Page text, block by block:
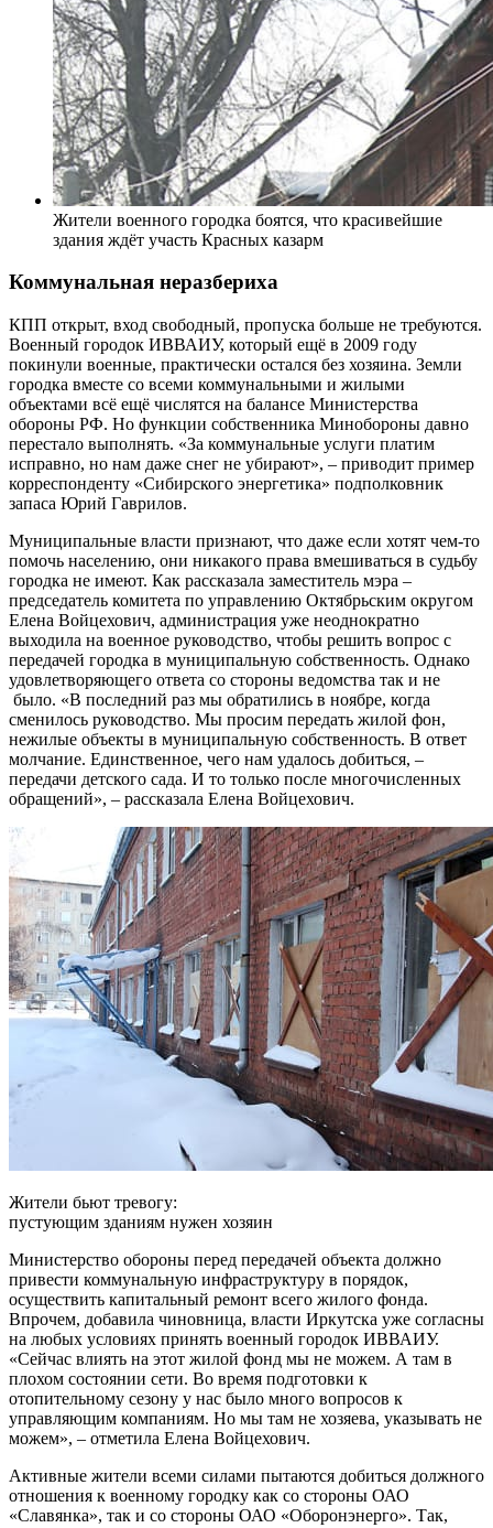
Жители военного городка боятся, что красивейшие
здания ждёт участь Красных казарм
Коммунальная неразбериха
КПП открыт, вход свободный, пропуска больше не требуются.
Военный городок ИВВАИУ, который ещё в 2009 году
покинули военные, практически остался без хозяина. Земли
городка вместе со всеми коммунальными и жилыми
объектами всё ещё числятся на балансе Министерства
обороны РФ. Но функции собственника Минобороны давно
перестало выполнять. «За коммунальные услуги платим
исправно, но нам даже снег не убирают», – приводит пример
корреспонденту «Сибирского энергетика» подполковник
запаса Юрий Гаврилов.
Муниципальные власти признают, что даже если хотят чем-то
помочь населению, они никакого права вмешиваться в судьбу
городка не имеют. Как рассказала заместитель мэра –
председатель комитета по управлению Октябрьским округом
Елена Войцехович, администрация уже неоднократно
выходила на военное руководство, чтобы решить вопрос с
передачей городка в муниципальную собственность. Однако
удовлетворяющего ответа со стороны ведомства так и не
было. «В последний раз мы обратились в ноябре, когда
сменилось руководство. Мы просим передать жилой фон,
нежилые объекты в муниципальную собственность. В ответ
молчание. Единственное, чего нам удалось добиться, –
передачи детского сада. И то только после многочисленных
обращений», – рассказала Елена Войцехович.
Жители бьют тревогу:
пустующим зданиям нужен хозяин
Министерство обороны перед передачей объекта должно
привести коммунальную инфраструктуру в порядок,
осуществить капитальный ремонт всего жилого фонда.
Впрочем, добавила чиновница, власти Иркутска уже согласны
на любых условиях принять военный городок ИВВАИУ.
«Сейчас влиять на этот жилой фонд мы не можем. А там в
плохом состоянии сети. Во время подготовки к
отопительному сезону у нас было много вопросов к
управляющим компаниям. Но мы там не хозяева, указывать не
можем», – отметила Елена Войцехович.
Активные жители всеми силами пытаются добиться должного
отношения к военному городку как со стороны ОАО
«Славянка», так и со стороны ОАО «Оборонэнерго». Так,